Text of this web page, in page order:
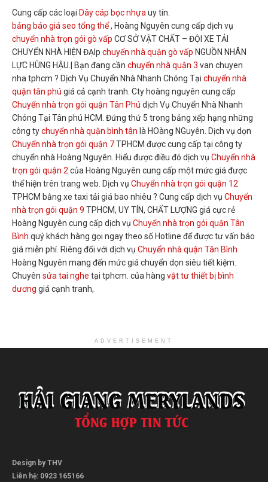
Cung cấp các loại Dây cáp bọc nhựa uy tín.
bảng báo giá seo tổng thể, Hoàng Nguyên cung cấp dịch vụ
chuyển nhà trọn gói gò vấp CƠ SỞ VẬT CHẤT – ĐỘI XE TẢI
CHUYỂN NHÀ HIỆN ĐẠIp chuyển nhà quận gò vấp NGUỒN NHÂN
LỰC HÙNG HẬU.| Bạn đang cần chuyển nhà quận 3 van chuyen
nha tphcm ? Dịch Vụ Chuyển Nhà Nhanh Chóng Tại chuyển nhà
quận tân phú giá cả cạnh tranh. Cty hoàng nguyên cung cấp
Chuyển nhà trọn gói quận Tân Phú dịch Vụ Chuyển Nhà Nhanh
Chóng Tại Tân phú HCM. Đứng thứ 5 trong bảng xếp hạng những
công tychuyển nhà quận bình tân là HOàng NGuyên. Dịch vụ dọn
Chuyển nhà trọn gói quận 7TPHCM được cung cấp tại công ty
chuyển nhà Hoàng Nguyên. Hiểu được điều đó dịch vụ Chuyển nhà
trọn gói quận 2 của Hoàng Nguyên cung cấp một mức giá được
thể hiện trên trang web. Dịch vụ Chuyển nhà trọn gói quận 12
TPHCM bằng xe taxi tải giá bao nhiêu ? Cung cấp dịch vụ Chuyển
nhà trọn gói quận 9 TPHCM, UY TÍN, CHẤT LƯỢNG giá cực rẻ
Hoàng Nguyên cung cấp dịch vụ Chuyển nhà trọn gói quận Tân
Bình quý khách hàng gọi ngay theo số Hotline để được tư vấn báo
giá miễn phí. Riêng đối với dịch vụ Chuyển nhà quận Tân Bình
Hoàng Nguyên mang đến mức giá chuyển dọn siêu tiết kiệm.
Chuyên sửa tai nghe tại tphcm. của hàng vật tư thiết bị bình
dương giá cạnh tranh,
ADVERTISEMENT
Design by THV
Liên hệ: 0923 165166